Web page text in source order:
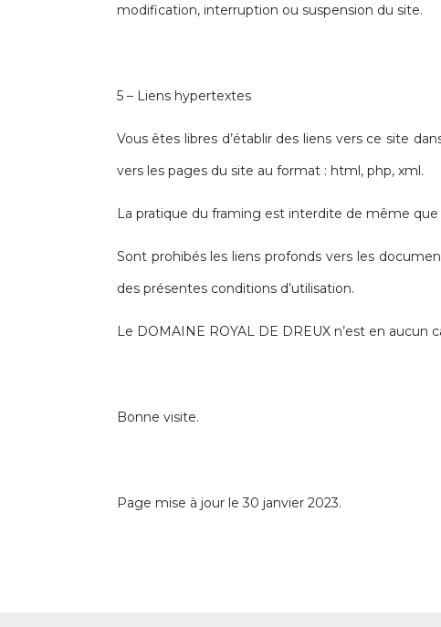
modification, interruption ou suspension du site.
5 – Liens hypertextes
Vous êtes libres d’établir des liens vers ce site
vers les pages du site au format : html, php, xml.
La pratique du framing est interdite de même
Sont prohibés les liens profonds vers les
des présentes conditions d’utilisation.
Le DOMAINE ROYAL DE DREUX n’est en
Bonne visite.
Page mise à jour le 30 janvier 2023.